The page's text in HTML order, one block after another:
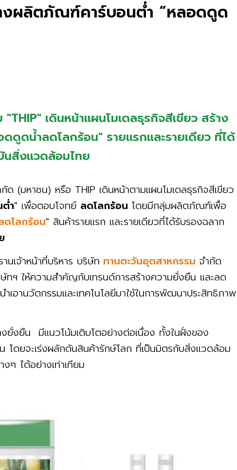
งผลิตภัณฑ์คาร์บอนต่ำ “หลอดดูด
เดินหน้าแผนโมเดลธุรกิจสีเขียว สร้าง
ดน้ำลดโลกร้อน" รายแรกและรายเดียว ที่ได้
นสิ่งแวดล้อมไทย
ด (มหาชน) หรือ THIP เดินหน้าตามแผนโมเดลธุรกิจสีเขียว
ำ" เพื่อตอบโจทย์ ลดโลกร้อน โดยมีกลุ่มผลิตภัณฑ์เพื่อ
โลกร้อน" สินค้ารายแรก และรายเดียวที่ได้รับรองฉลาก
เจ้าหน้าที่บริหาร บริษัท ทานตะวันอุตสาหกรรม จำกัด
ทฯ ให้ความสำคัญกับเทรนด์การสร้างความยั่งยืน และลด
เอานวัตกรรมและเทคโนโลยีมาใช้ในการพัฒนาประสิทธิภาพ
ยั่งยืน มีแนวโน้มเติบโตอย่างต่อเนื่อง ทั้งในฝั่งของ
ดยจะเร่งผลักดันสินค้ารักษ์โลก ที่เป็นมิตรกับสิ่งแวดล้อม
ๆ ได้อย่างเท่าเทียม